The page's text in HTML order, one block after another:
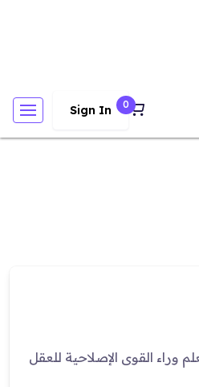
0
Sign In
وراء القوى الإصلاحية للعقل